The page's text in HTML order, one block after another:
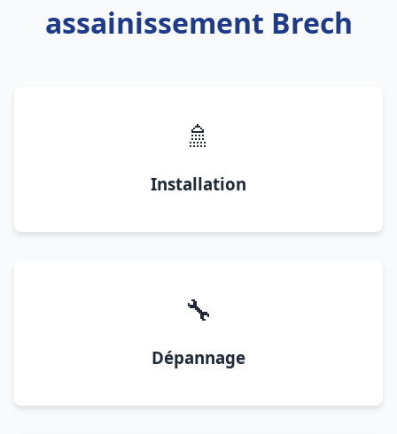
assainissement Brech
🚿
Installation
🔧
Dépannage